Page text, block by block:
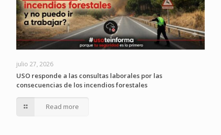
julio 27, 2026
USO responde a las consultas laborales por las
consecuencias de los incendios forestales
Read more